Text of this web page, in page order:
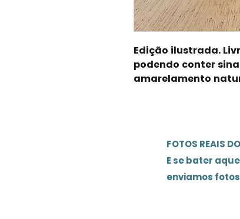
Edição ilustrada.
podendo conter
amarelamento
FOTOS REAIS
E se bater
enviamos